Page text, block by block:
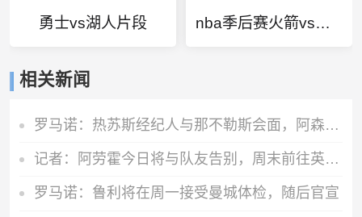
勇士vs湖人片段 nba季后赛火箭vs雷霆第五场
相关新闻
罗马诺：热苏斯经纪人与那不勒斯会面，阿森纳仅考虑永久出售
记者：阿劳霍今日将与队友告别，周末前往英格兰租借加盟利物浦
罗马诺：鲁利将在周一接受曼城体检，随后官宣